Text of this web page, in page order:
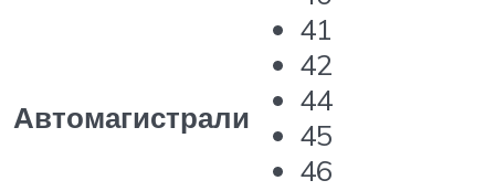
Автомагистрали
41
42
44
45
46